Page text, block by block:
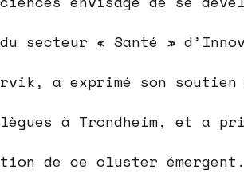
secteur « Santé »
a exprimé son
à Trondheim, et a
de ce cluster